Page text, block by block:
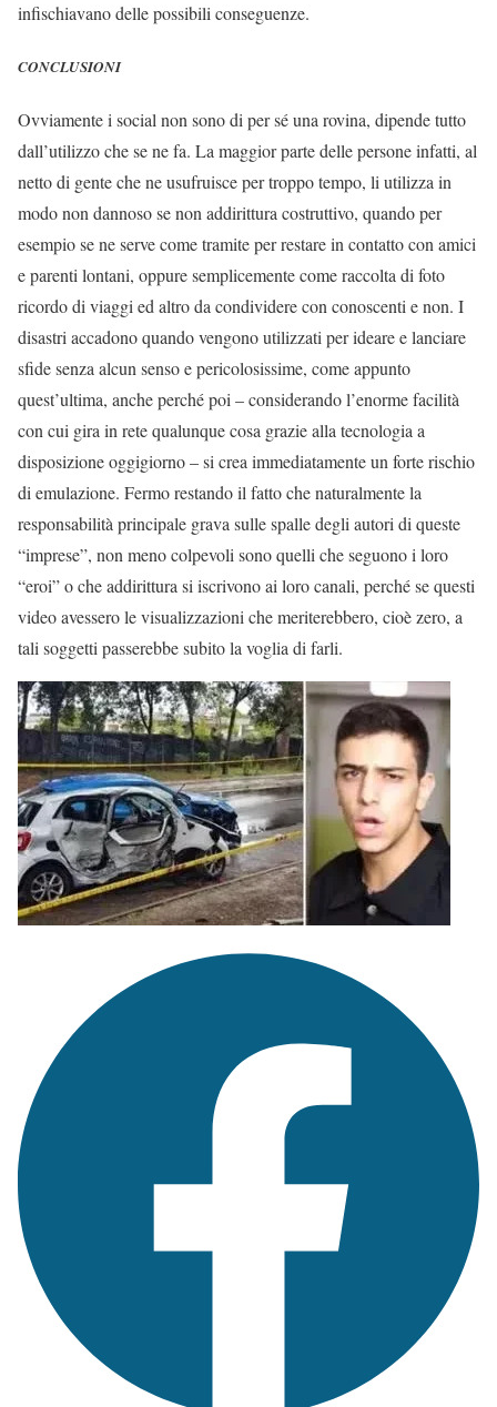
infischiavano delle possibili conseguenze.
CONCLUSIONI
Ovviamente i social non sono di per sé una rovina, dipende tutto
dall’utilizzo che se ne fa. La maggior parte delle persone infatti, al
netto di gente che ne usufruisce per troppo tempo, li utilizza in
modo non dannoso se non addirittura costruttivo, quando per
esempio se ne serve come tramite per restare in contatto con amici
e parenti lontani, oppure semplicemente come raccolta di foto
ricordo di viaggi ed altro da condividere con conoscenti e non. I
disastri accadono quando vengono utilizzati per ideare e lanciare
sfide senza alcun senso e pericolosissime, come appunto
quest’ultima, anche perché poi – considerando l’enorme facilità
con cui gira in rete qualunque cosa grazie alla tecnologia a
disposizione oggigiorno – si crea immediatamente un forte rischio
di emulazione. Fermo restando il fatto che naturalmente la
responsabilità principale grava sulle spalle degli autori di queste
“imprese”, non meno colpevoli sono quelli che seguono i loro
“eroi” o che addirittura si iscrivono ai loro canali, perché se questi
video avessero le visualizzazioni che meriterebbero, cioè zero, a
tali soggetti passerebbe subito la voglia di farli.